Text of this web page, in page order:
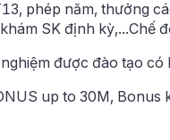
phép năm, thưởng
SK định kỳ,...Chế
được đào tạo có
up to 30M,